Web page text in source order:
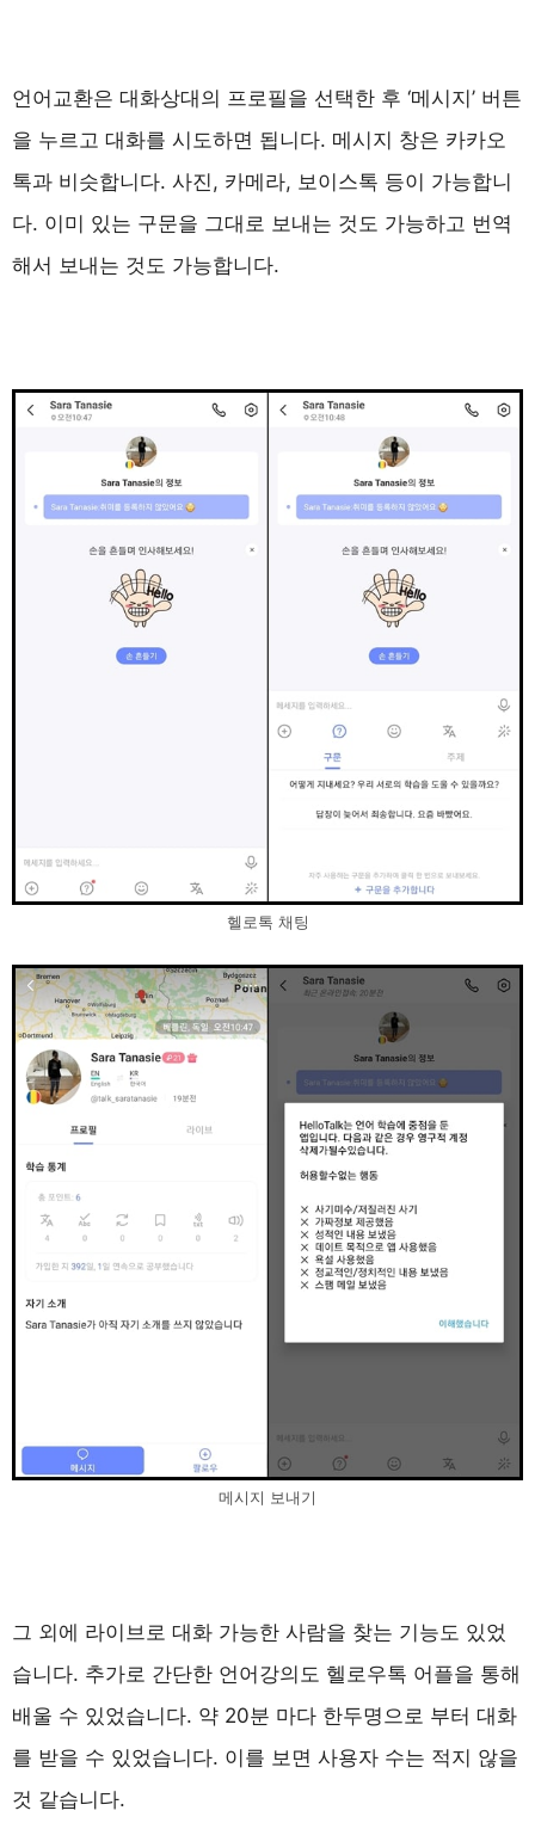
언어교환은 대화상대의 프로필을 선택한 후 ‘메시지’ 버튼
을 누르고 대화를 시도하면 됩니다. 메시지 창은 카카오
톡과 비슷합니다. 사진, 카메라, 보이스톡 등이 가능합니
다. 이미 있는 구문을 그대로 보내는 것도 가능하고 번역
해서 보내는 것도 가능합니다.
헬로톡 채팅
메시지 보내기
그 외에 라이브로 대화 가능한 사람을 찾는 기능도 있었
습니다. 추가로 간단한 언어강의도 헬로우톡 어플을 통해
배울 수 있었습니다. 약 20분 마다 한두명으로 부터 대화
를 받을 수 있었습니다. 이를 보면 사용자 수는 적지 않을
것 같습니다.